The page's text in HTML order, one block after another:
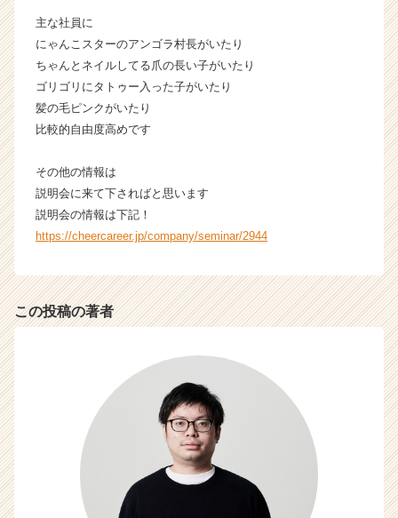
r
e
e
r）
主な社員に
にゃんこスターのアンゴラ村長がいたり
ちゃんとネイルしてる爪の長い子がいたり
ゴリゴリにタトゥー入った子がいたり
髪の毛ピンクがいたり
比較的自由度高めです
その他の情報は
説明会に来て下さればと思います
説明会の情報は下記！
https://cheercareer.jp/company/seminar/2944
この投稿の著者